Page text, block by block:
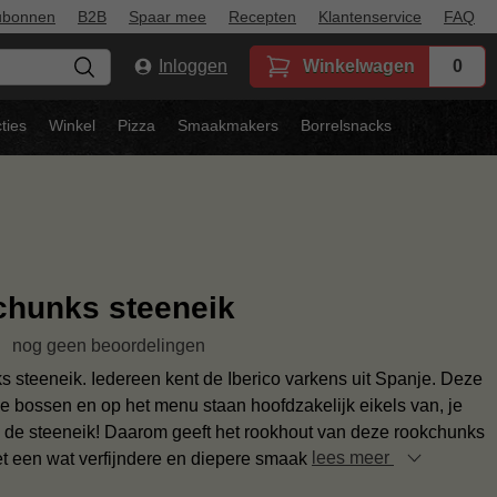
B2B Spaar mee Recepten Klantenservice FAQ
Inloggen Winkelwagen 0
Winkel Pizza Smaakmakers Borrelsnacks
steeneik
nog geen beoordelingen
steeneik. Iedereen kent de Iberico varkens uit Spanje. Deze
bossen en op het menu staan hoofdzakelijk eikels van, je
de steeneik! Daarom geeft het rookhout van deze rookchunks
een wat verfijndere en diepere smaak lees meer